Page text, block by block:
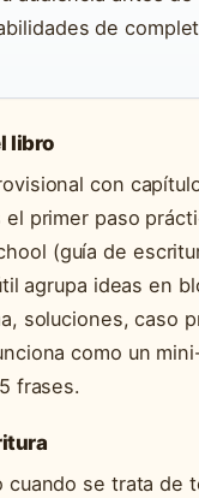
de
libro
con
primer paso
(guía de
agrupa ideas en
soluciones, caso
como un
frases.
se trata de